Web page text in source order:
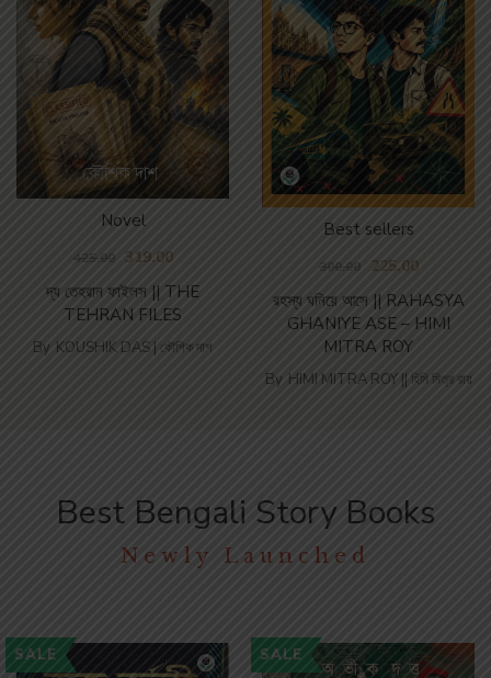
দ্য তেহরান ফাইলস || THE
TEHRAN FILES
Novel
425.00 319.00
By KOUSHIK DAS | কৌশিক দাশ
রহস্য ঘনিয়ে আসে || RAHASYA
GHANIYE ASE – HIMI
MITRA ROY
Best sellers
300.00 225.00
By HIMI MITRA ROY || হিমি মিত্র রায়
Newly Launched
Best Bengali Story Books
SALE SALE